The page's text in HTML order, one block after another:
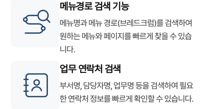
메뉴경로 검색 기능
메뉴명과 메뉴 경로(브레드크럼)를 검색하여
원하는 메뉴와 페이지를 빠르게 찾을 수 있습
니다.
업무 연락처 검색
부서명, 담당자명, 업무명 등을 검색하여 필요
한 연락처 정보를 빠르게 확인할 수 있습니다.